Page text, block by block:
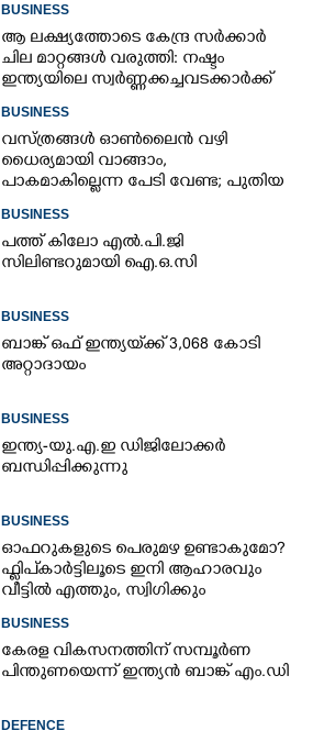
BUSINESS
ആ ലക്ഷ്യത്തോടെ കേന്ദ്ര സർക്കാർ
ചില മാറ്റങ്ങൾ വരുത്തി: നഷ്ടം
ഇന്ത്യയിലെ സ്വർണ്ണക്കച്ചവടക്കാർക്ക്
BUSINESS
വസ്ത്രങ്ങൾ ഓൺലൈൻ വഴി
ധൈര്യമായി വാങ്ങാം,​
പാകമാകില്ലെന്ന പേടി വേണ്ട; പുതിയ
BUSINESS
പത്ത് കിലോ എൽ.പി.ജി
സിലിണ്ടറുമായി ഐ.ഒ.സി
BUSINESS
ബാങ്ക് ഒഫ് ഇന്ത്യയ്‌ക്ക് 3,068 കോടി
അറ്റാദായം
BUSINESS
ഇന്ത്യ-യു.എ.ഇ ഡിജിലോക്കർ
ബന്ധിപ്പിക്കുന്നു
BUSINESS
ഓഫറുകളുടെ പെരുമഴ ഉണ്ടാകുമോ?​
ഫ്ലിപ്കാർട്ടിലൂടെ ഇനി ആഹാരവും
വീട്ടിൽ എത്തും,​ സ്വിഗിക്കും
BUSINESS
കേരള വികസനത്തിന് സമ്പൂർണ
പിന്തുണയെന്ന് ഇന്ത്യൻ ബാങ്ക് എം.ഡി
DEFENCE